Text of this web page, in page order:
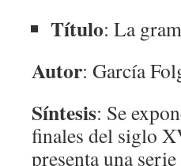
Título: La
Autor: García
Síntesis: Se
finales del siglo
presenta una